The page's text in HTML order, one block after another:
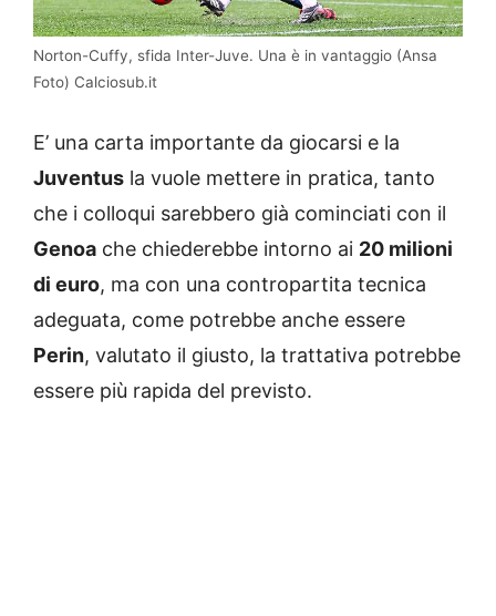
Norton-Cuffy, sfida Inter-Juve. Una è in vantaggio (Ansa
Foto) Calciosub.it
E’ una carta importante da giocarsi e la
Juventus la vuole mettere in pratica, tanto
che i colloqui sarebbero già cominciati con il
Genoa che chiederebbe intorno ai 20 milioni
di euro, ma con una contropartita tecnica
adeguata, come potrebbe anche essere
Perin, valutato il giusto, la trattativa potrebbe
essere più rapida del previsto.